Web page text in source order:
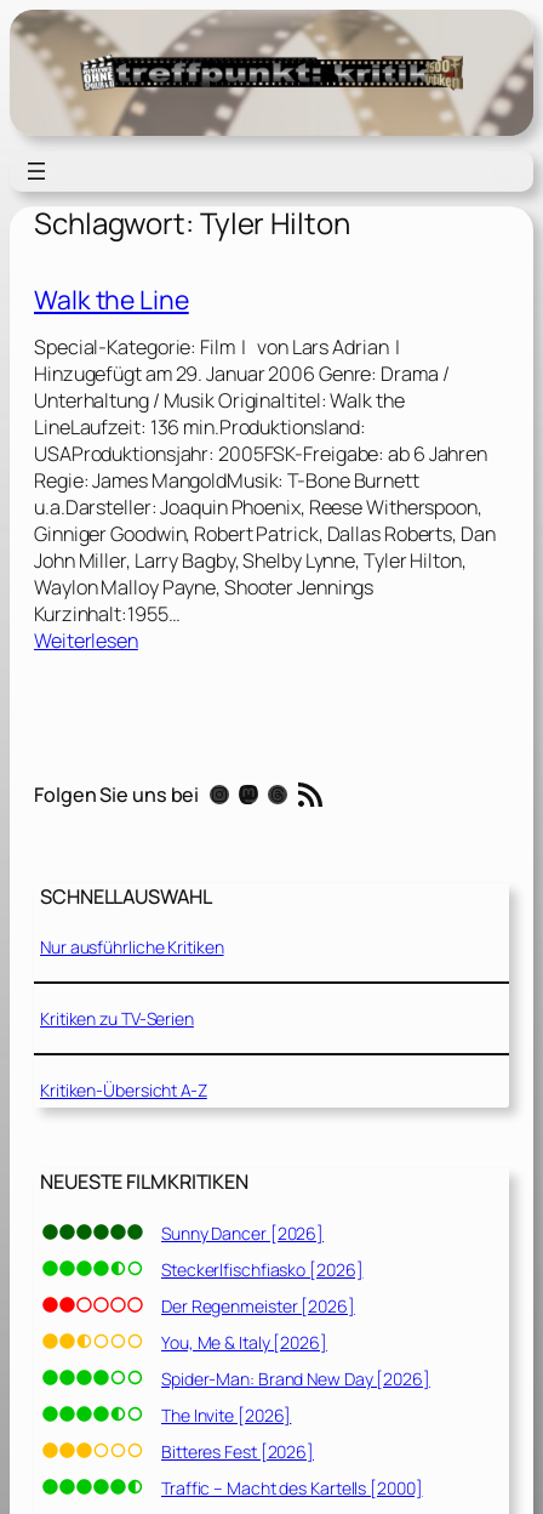
Zum
Inhalt
springen
Schlagwort: Tyler Hilton
Walk the Line
Special-Kategorie: Film | von Lars Adrian |
Hinzugefügt am 29. Januar 2006 Genre: Drama /
Unterhaltung / Musik Originaltitel: Walk the
LineLaufzeit: 136 min.Produktionsland:
USAProduktionsjahr: 2005FSK-Freigabe: ab 6 Jahren
Regie: James MangoldMusik: T-Bone Burnett
u.a.Darsteller: Joaquin Phoenix, Reese Witherspoon,
Ginniger Goodwin, Robert Patrick, Dallas Roberts, Dan
John Miller, Larry Bagby, Shelby Lynne, Tyler Hilton,
Waylon Malloy Payne, Shooter Jennings
Kurzinhalt:1955…
Weiterlesen:
h
n
Folgen Sie uns bei Instagram Mastodon Threads RSS-Feed
SCHNELLAUSWAHL
Nur ausführliche Kritiken
Kritiken zu TV-Serien
Kritiken-Übersicht A-Z
NEUESTE FILMKRITIKEN
Sunny Dancer [2026]
Steckerlfischfiasko [2026]
Der Regenmeister [2026]
You, Me & Italy [2026]
Spider-Man: Brand New Day [2026]
The Invite [2026]
Bitteres Fest [2026]
Traffic – Macht des Kartells [2000]